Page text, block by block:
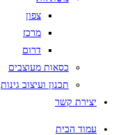
צפון
מרכז
דרום
כסאות מעוצבים
תכנון ועיצוב גינות
יצירת קשר
עמוד הבית